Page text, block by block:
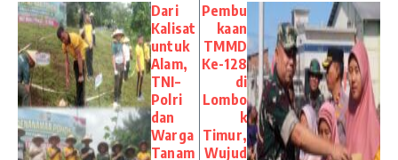
Dari
Kalisat
untuk
Alam,
TNI–
Polri
dan
Warga
Tanam
Pembu
kaan
TMMD
Ke-128
di
Lombo
k
Timur,
Wujud